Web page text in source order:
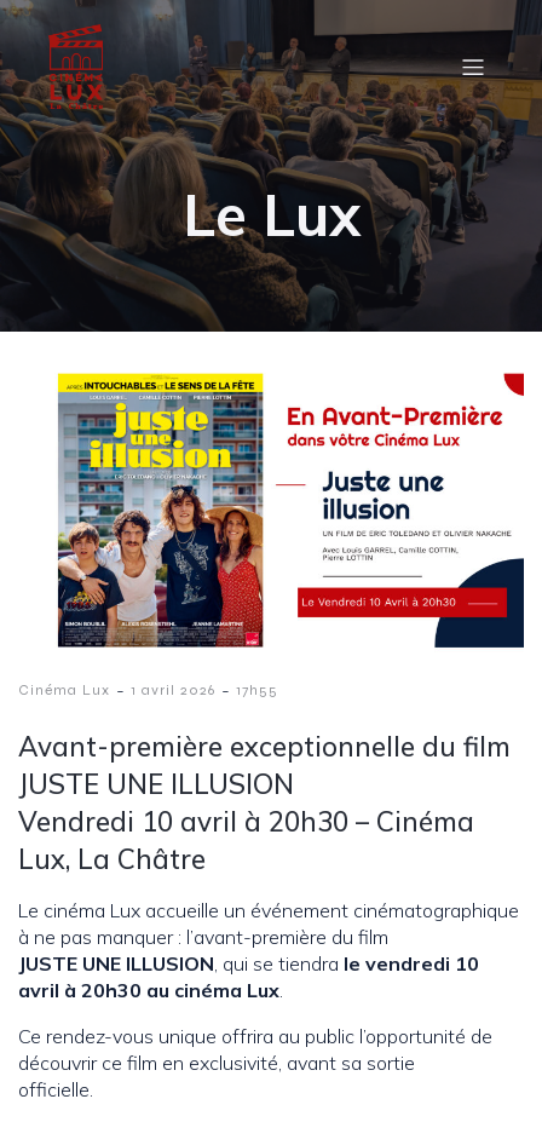
Le Lux
Cinéma Lux - 1 avril 2026 - 17h55
Avant-première exceptionnelle du film
JUSTE UNE ILLUSION
Vendredi 10 avril à 20h30 – Cinéma
Lux, La Châtre
Le cinéma Lux accueille un événement cinématographique
à ne pas manquer : l’avant-première du film
JUSTE UNE ILLUSION, qui se tiendra le vendredi 10
avril à 20h30 au cinéma Lux.
Ce rendez-vous unique offrira au public l’opportunité de
découvrir ce film en exclusivité, avant sa sortie
officielle.